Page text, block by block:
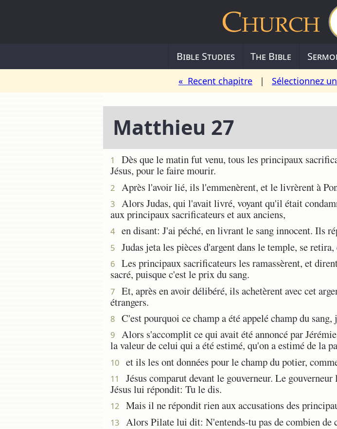
Bible Studies The Bible
« Recent chapitre | Sélectionnez
Matthieu 27
1
Dès que le matin fut venu, tous les principaux
Jésus, pour le faire mourir.
2 Après l'avoir lié, ils l'emmenèrent, et le livrèrent à
3
Alors Judas, qui l'avait livré, voyant qu'il était
aux principaux sacrificateurs et aux anciens,
4 en disant: J'ai péché, en livrant le sang innocent. Ils
5 Judas jeta les pièces d'argent dans le temple, se
6
Les principaux sacrificateurs les ramassèrent, et
sacré, puisque c'est le prix du sang.
7
Et, après en avoir délibéré, ils achetèrent avec cet
étrangers.
8 C'est pourquoi ce champ a été appelé champ du sang,
9
Alors s'accomplit ce qui avait été annoncé par
la valeur de celui qui a été estimé, qu'on a estimé de la
10 et ils les ont données pour le champ du potier,
11
Jésus comparut devant le gouverneur. Le
Jésus lui répondit: Tu le dis.
12 Mais il ne répondit rien aux accusations des
13 Alors Pilate lui dit: N'entends-tu pas de combien de